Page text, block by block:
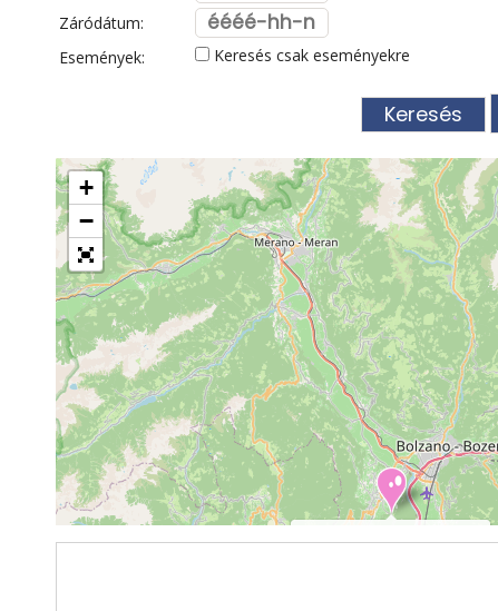
Toszkán tengerpart
Városkalauzok Városok Vatikán
Záródátum:
Események:
Keresés csak eseményekre
+
−